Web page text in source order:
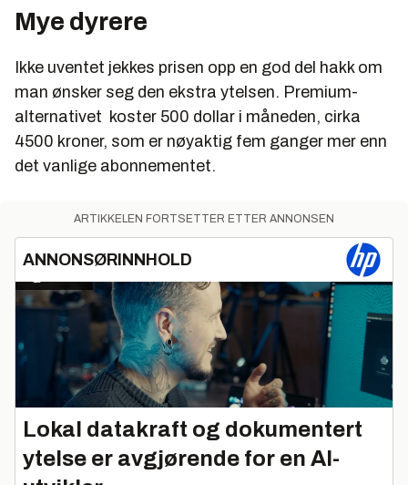
Mye dyrere
Ikke uventet jekkes prisen opp en god del hakk om
man ønsker seg den ekstra ytelsen. Premium-
alternativet koster 500 dollar i måneden, cirka
4500 kroner, som er nøyaktig fem ganger mer enn
det vanlige abonnementet.
ARTIKKELEN FORTSETTER ETTER ANNONSEN
ANNONSØRINNHOLD
Lokal datakraft og dokumentert
ytelse er avgjørende for en AI-